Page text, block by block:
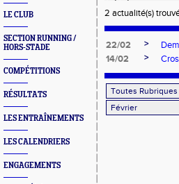
LE CLUB
SECTION RUNNING /
HORS-STADE
COMPÉTITIONS
RÉSULTATS
LES ENTRAÎNEMENTS
LES CALENDRIERS
ENGAGEMENTS
2 actualité(s)
22/02 >
14/02
>